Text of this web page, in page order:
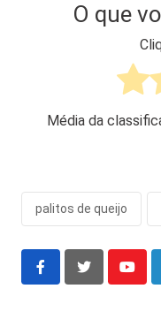
O que
Média da
palitos de queijo